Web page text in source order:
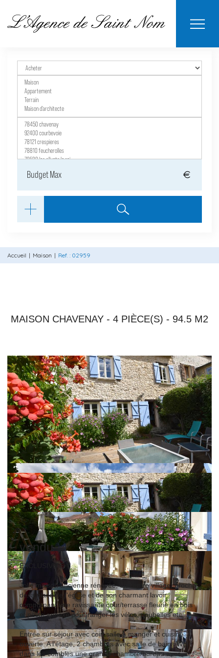
ACHETERLOUER
BIENS
NOTRE
CONTACT
ESTIMER MON
Accueil Maison Ref. : 02959
MAISON CHAVENAY - 4 PIÈCE(S) - 94.5 M2
vendu
EXCLUSIVITE
Jolie maison ancienne rénovée, en centre village, proche
de la place de l'église et de son charmant lavoir,
comprenant une ravissante cour/terrasse fleurie en bois
et petite annexe pour ranger les vélos, poubelles etc...
Entrée sur séjour avec coin salle à manger et cuisine
ouverte. A l'étage, 2 chambres avec salle de bains/Wc;
dans les combles une grande chambre/bureau avec